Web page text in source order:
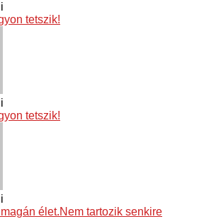
tetszik!
tetszik!
élet.Nem tartozik senkire